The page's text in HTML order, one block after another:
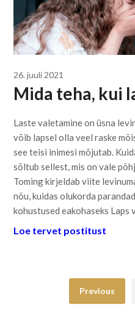
26. juuli 2021
Mida teha, kui
Laste valetamine on üsna
võib lapsel olla veel raske
see teisi inimesi mõjutab.
sõltub sellest, mis on vale
Toming kirjeldab viite
nõu, kuidas olukorda
kohustused eakohaseks Laps
Loe tervet postitust
Previous